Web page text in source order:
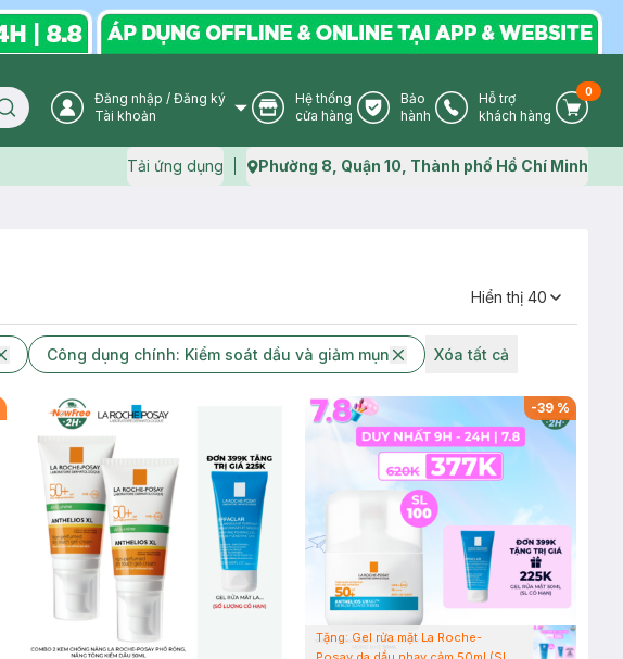
Search icon User Icon
Đăng nhập / Đăng ký
Tài khoản
Store Icon
Hệ thống
cửa hàng
Warranty Icon
Bảo
hành
Phone Icon
Hỗ trợ
khách hàng
Cart
0
Tải ứng dụng Map icon
Phường 8, Quận 10, Thành phố Hồ Chí Minh
Hiển thị 40
Công dụng chính: Kiểm soát dầu và giảm mụn Xóa tất cả
-39 %
Tặng: Gel rửa mặt La Roche-